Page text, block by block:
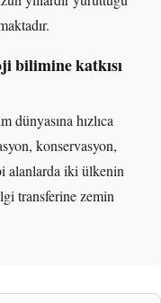
bilimine katkısı
dünyasına hızlıca
konservasyon,
alanlarda iki ülkenin
transferine zemin